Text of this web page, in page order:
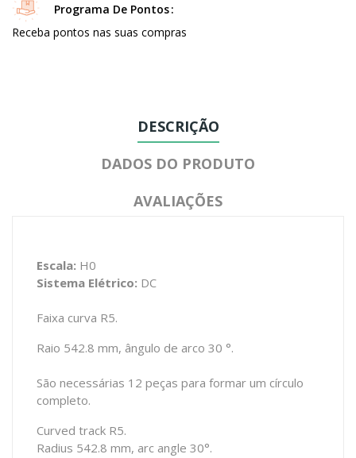
Programa De Pontos
Receba pontos nas suas compras
DESCRIÇÃO
DADOS DO PRODUTO
AVALIAÇÕES
Escala: H0
Sistema Elétrico: DC
Faixa curva R5.
Raio 542.8 mm, ângulo de arco 30 °.
São necessárias 12 peças para formar um círculo
completo.
Curved track R5.
Radius 542.8 mm, arc angle 30°.